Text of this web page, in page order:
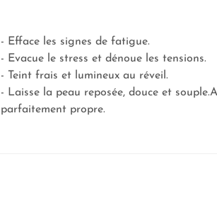
- Efface les signes de fatigue.
- Evacue le stress et dénoue les tensions.
- Teint frais et lumineux au réveil.
- Laisse la peau reposée, douce et
parfaitement propre.